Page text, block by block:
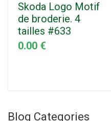
Skoda Logo Motif
de broderie. 4
tailles #633
0.00 €
Blog Categories